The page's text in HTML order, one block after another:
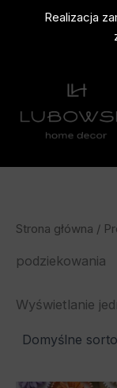
Strona główna /
podziekowania
Wyświetlanie
Realizacja